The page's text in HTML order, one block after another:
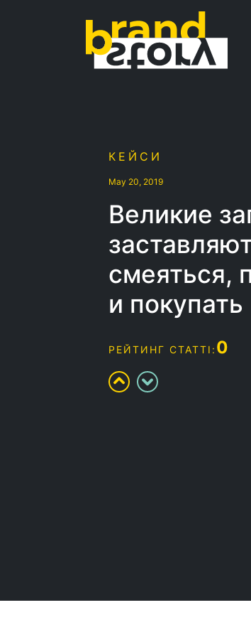
КЕЙСИ
May 20, 2019
Великие
смеяться,
и покупать
РЕЙТИНГ СТАТТІ: 0